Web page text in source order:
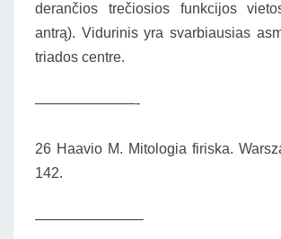
derančios trečiosios funkcijos
antrą). Vidurinis yra svarbiausias
triados centre.
———————-
26 Haavio M. Mitologia firiska.
142.
———————–